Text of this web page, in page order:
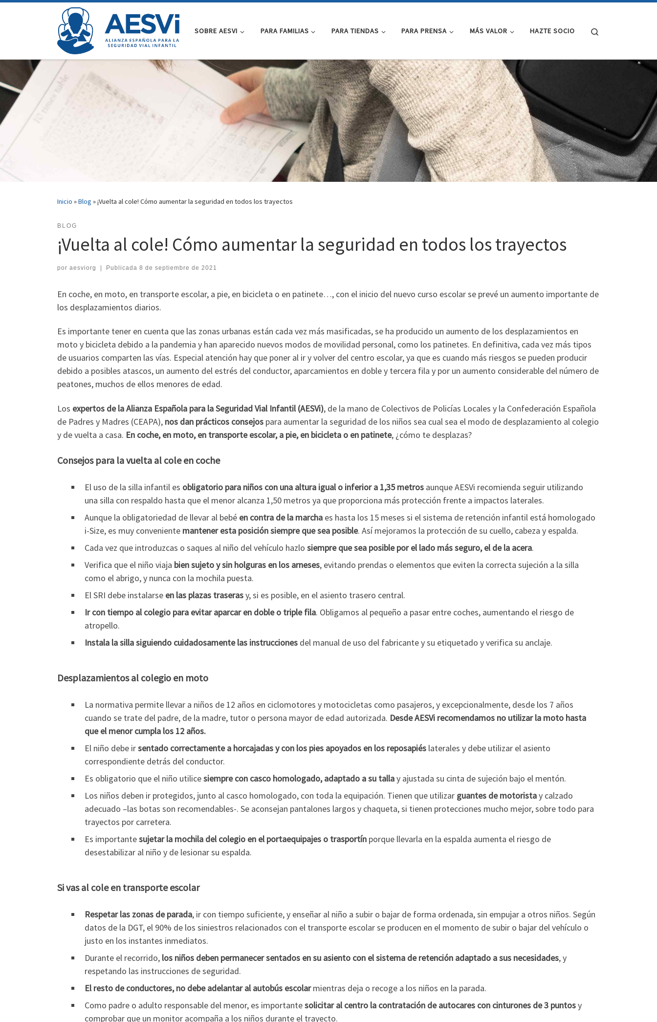
Saltar al contenido
SOBRE AESVI PARA FAMILIAS PARA TIENDAS PARA PRENSA MÁS VALOR HAZTE SOCIO
Inicio »Blog »¡Vuelta al cole! Cómo aumentar la seguridad en todos los trayectos
BLOG
¡Vuelta al cole! Cómo aumentar la seguridad en todos los trayectos
por aesviorg | Publicada 8 de septiembre de 2021
En coche, en moto, en transporte escolar, a pie, en bicicleta o en patinete…, con el inicio del nuevo curso escolar se prevé un aumento importante de
los desplazamientos diarios.
Es importante tener en cuenta que las zonas urbanas están cada vez más masificadas, se ha producido un aumento de los desplazamientos en
moto y bicicleta debido a la pandemia y han aparecido nuevos modos de movilidad personal, como los patinetes. En definitiva, cada vez más tipos
de usuarios comparten las vías. Especial atención hay que poner al ir y volver del centro escolar, ya que es cuando más riesgos se pueden producir
debido a posibles atascos, un aumento del estrés del conductor, aparcamientos en doble y tercera fila y por un aumento considerable del número de
peatones, muchos de ellos menores de edad.
Los expertos de la Alianza Española para la Seguridad Vial Infantil (AESVi), de la mano de Colectivos de Policías Locales y la Confederación Española
de Padres y Madres (CEAPA), nos dan prácticos consejos para aumentar la seguridad de los niños sea cual sea el modo de desplazamiento al colegio
y de vuelta a casa. En coche, en moto, en transporte escolar, a pie, en bicicleta o en patinete, ¿cómo te desplazas?
Consejos para la vuelta al cole en coche
El uso de la silla infantil es obligatorio para niños con una altura igual o inferior a 1,35 metros aunque AESVi recomienda seguir utilizando
una silla con respaldo hasta que el menor alcanza 1,50 metros ya que proporciona más protección frente a impactos laterales.
Aunque la obligatoriedad de llevar al bebé en contra de la marcha es hasta los 15 meses si el sistema de retención infantil está homologado
i-Size, es muy conveniente mantener esta posición siempre que sea posible. Así mejoramos la protección de su cuello, cabeza y espalda.
Cada vez que introduzcas o saques al niño del vehículo hazlo siempre que sea posible por el lado más seguro, el de la acera.
Verifica que el niño viaja bien sujeto y sin holguras en los arneses, evitando prendas o elementos que eviten la correcta sujeción a la silla
como el abrigo, y nunca con la mochila puesta.
El SRI debe instalarse en las plazas traserasy, si es posible, en el asiento trasero central.
Ir con tiempo al colegio para evitar aparcar en doble o triple fila. Obligamos al pequeño a pasar entre coches, aumentando el riesgo de
atropello.
Instala la silla siguiendo cuidadosamente las instrucciones del manual de uso del fabricante y su etiquetado y verifica su anclaje.
Desplazamientos al colegio en moto
La normativa permite llevar a niños de 12 años en ciclomotores y motocicletas como pasajeros, y excepcionalmente, desde los 7 años
cuando se trate del padre, de la madre, tutor o persona mayor de edad autorizada. Desde AESVi recomendamos no utilizar la moto hasta
que el menor cumpla los 12 años.
El niño debe irsentado correctamente a horcajadas y con los pies apoyados en los reposapiés laterales y debe utilizar el asiento
correspondiente detrás del conductor.
Es obligatorio que el niño utilicesiempre con casco homologado, adaptado a su tallay ajustada su cinta de sujeción bajo el mentón.
Los niños deben ir protegidos, junto al casco homologado, con toda la equipación. Tienen que utilizar guantes de motoristay calzado
adecuado –las botas son recomendables-. Se aconsejan pantalones largos y chaqueta, si tienen protecciones mucho mejor, sobre todo para
trayectos por carretera.
Es importantesujetar la mochila del colegio en el portaequipajes o trasportín porque llevarla en la espalda aumenta el riesgo de
desestabilizar al niño y de lesionar su espalda.
Si vas al cole en transporte escolar
Respetar las zonas de parada, ir con tiempo suficiente, y enseñar al niño a subir o bajar de forma ordenada, sin empujar a otros niños. Según
datos de la DGT, el 90% de los siniestros relacionados con el transporte escolar se producen en el momento de subir o bajar del vehículo o
justo en los instantes inmediatos.
Durante el recorrido, los niños deben permanecer sentados en su asiento con el sistema de retención adaptado a sus necesidades, y
respetando las instrucciones de seguridad.
El resto de conductores, no debe adelantar al autobús escolarmientras deja o recoge a los niños en la parada.
Como padre o adulto responsable del menor, es importantesolicitar al centro la contratación de autocares con cinturones de 3 puntosy
comprobar que un monitor acompaña a los niños durante el trayecto.